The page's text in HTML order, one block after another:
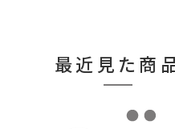
最近見た商